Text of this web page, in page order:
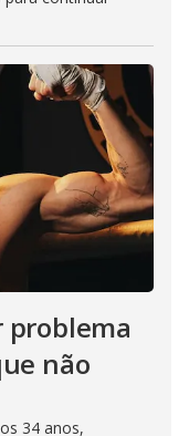
problema
não
34 anos,